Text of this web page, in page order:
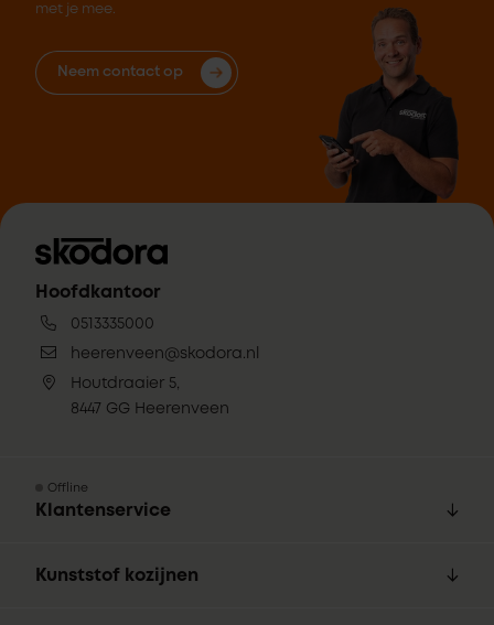
met je mee.
Neem contact op
Hoofdkantoor
0513335000
heerenveen@skodora.nl
Houtdraaier 5,
8447 GG Heerenveen
Offline
Klantenservice
Kunststof kozijnen